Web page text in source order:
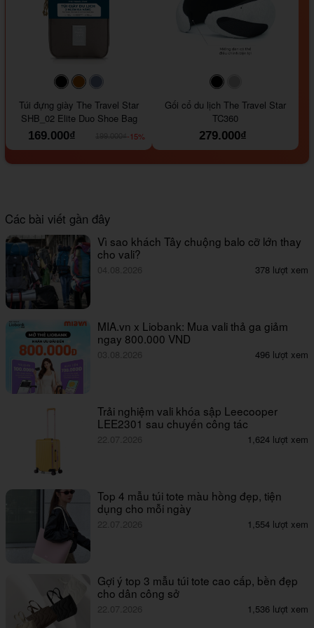
#000000#964B00
Túi đựng giày The Travel Star
SHB_02 Elite Duo Shoe Bag
169.000₫
-15%
#000000
Gối cổ du lịch The Travel Star
TC360
279.000₫
Các bài viết gần đây
Vì sao khách Tây chuộng balo cỡ lớn thay
cho vali?
04.08.2026 378 lượt xem
MIA.vn x Liobank: Mua vali thả ga giảm
ngay 800.000 VND
03.08.2026 496 lượt xem
Trải nghiệm vali khóa sập Leecooper
LEE2301 sau chuyến công tác
22.07.2026 1,624 lượt xem
Top 4 mẫu túi tote màu hồng đẹp, tiện
dụng cho mỗi ngày
22.07.2026 1,554 lượt xem
Gợi ý top 3 mẫu túi tote cao cấp, bền đẹp
cho dân công sở
22.07.2026 1,536 lượt xem